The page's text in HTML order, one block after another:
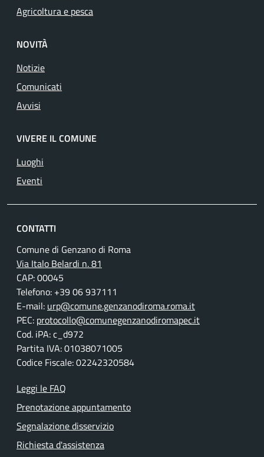
Agricoltura e pesca
NOVITÀ
Notizie
Comunicati
Avvisi
VIVERE IL COMUNE
Luoghi
Eventi
CONTATTI
Comune di Genzano di Roma
Via Italo Belardi n. 81
CAP: 00045
Telefono: +39 06 937111
E-mail: urp@comune.genzanodiroma.roma.it
PEC: protocollo@comunegenzanodiromapec.it
Cod. iPA: c_d972
Partita IVA: 01038071005
Codice Fiscale: 02242320584
Leggi le FAQ
Prenotazione appuntamento
Segnalazione disservizio
Richiesta d'assistenza